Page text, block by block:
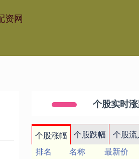
资网
个股实时
个股涨幅 个股跌幅 个股流
排名
名称 最新价